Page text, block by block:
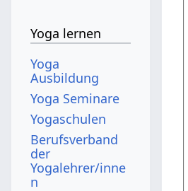
Yoga lernen
Yoga
Ausbildung
Yoga Seminare
Yogaschulen
Berufsverband
der
Yogalehrer/inne
n